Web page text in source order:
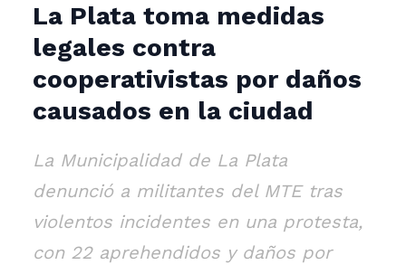
La Plata toma medidas
legales contra
cooperativistas por daños
causados en la ciudad
La Municipalidad de La Plata
denunció a militantes del MTE tras
violentos incidentes en una protesta,
con 22 aprehendidos y daños por